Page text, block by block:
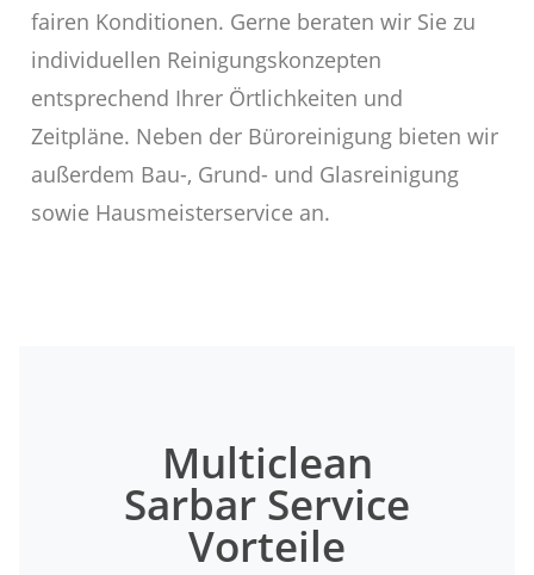
fairen Konditionen. Gerne beraten wir Sie zu
individuellen Reinigungskonzepten
entsprechend Ihrer Örtlichkeiten und
Zeitpläne. Neben der Büroreinigung bieten wir
außerdem Bau-, Grund- und Glasreinigung
sowie Hausmeisterservice an.
Multiclean
Sarbar Service
Vorteile